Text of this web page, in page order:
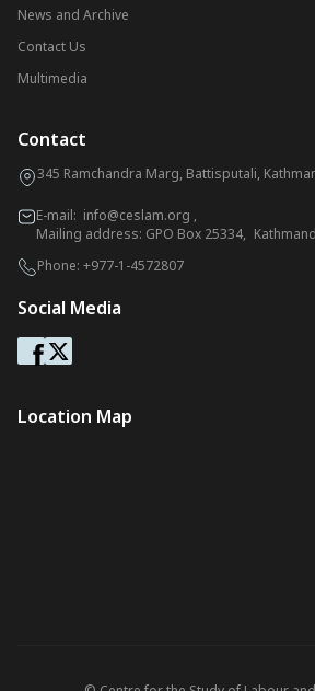
News and Archive
Contact Us
Multimedia
Contact
345 Ramchandra Marg, Battisputali,
E-mail: info@ceslam.org ,
Mailing address: GPO Box 25334,
Phone: +977-1-4572807
Social Media
Location Map